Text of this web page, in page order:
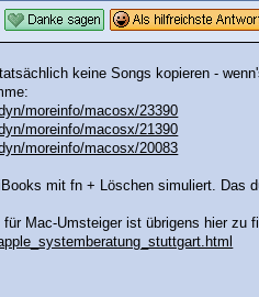
keine Songs kopieren -
moreinfo/macosx/23390
moreinfo/macosx/21390
moreinfo/macosx/20083
mit fn + Löschen simuliert. Das
Mac-Umsteiger ist übrigens hier zu